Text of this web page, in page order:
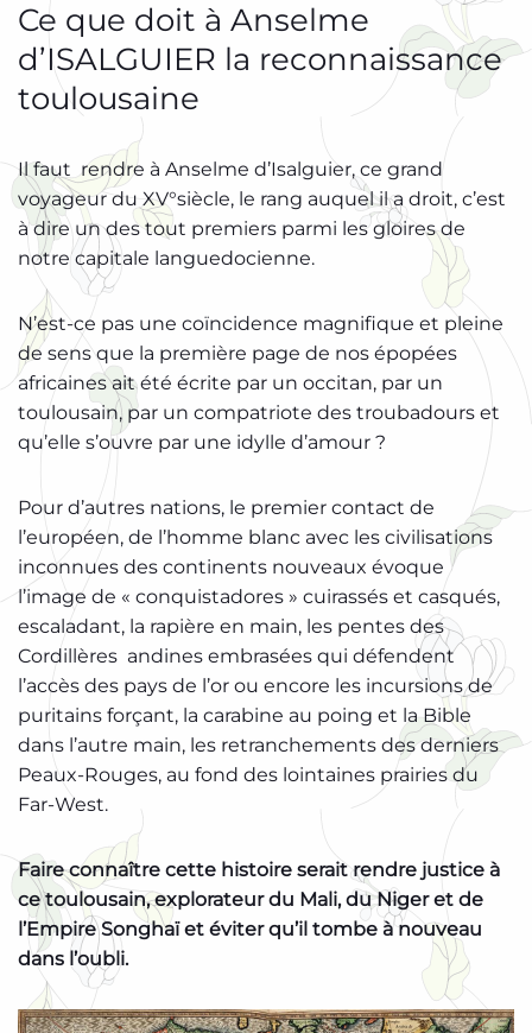
Ce que doit à Anselme
d’ISALGUIER la reconnaissance
toulousaine
Il faut rendre à Anselme d’Isalguier, ce grand
voyageur du XV°siècle, le rang auquel il a droit, c’est
à dire un des tout premiers parmi les gloires de
notre capitale languedocienne.
N’est-ce pas une coïncidence magnifique et pleine
de sens que la première page de nos épopées
africaines ait été écrite par un occitan, par un
toulousain, par un compatriote des troubadours et
qu’elle s’ouvre par une idylle d’amour ?
Pour d’autres nations, le premier contact de
l’européen, de l’homme blanc avec les civilisations
inconnues des continents nouveaux évoque
l’image de « conquistadores » cuirassés et casqués,
escaladant, la rapière en main, les pentes des
Cordillères andines embrasées qui défendent
l’accès des pays de l’or ou encore les incursions de
puritains forçant, la carabine au poing et la Bible
dans l’autre main, les retranchements des derniers
Peaux-Rouges, au fond des lointaines prairies du
Far-West.
Faire connaître cette histoire serait rendre justice à
ce toulousain, explorateur du Mali, du Niger et de
l’Empire Songhaï et éviter qu’il tombe à nouveau
dans l’oubli.